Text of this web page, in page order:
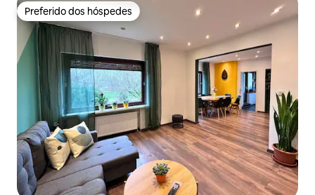
Preferido dos hóspedes
Preferido dos hóspedes